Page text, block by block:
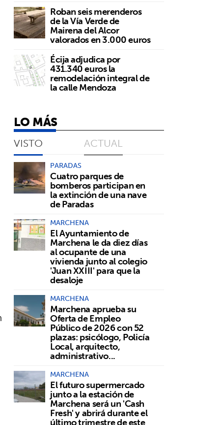
Roban seis merenderos
de la Vía Verde de
Mairena del Alcor
valorados en 3.000 euros
Écija adjudica por
431.340 euros la
remodelación integral de
la calle Mendoza
LO MÁS
VISTO ACTUAL
PARADAS
Cuatro parques de
bomberos participan en
la extinción de una nave
de Paradas
MARCHENA
El Ayuntamiento de
Marchena le da diez días
al ocupante de una
vivienda junto al colegio
'Juan XXIII' para que la
desaloje
MARCHENA
Marchena aprueba su
Oferta de Empleo
Público de 2026 con 52
plazas: psicólogo, Policía
Local, arquitecto,
administrativo...
MARCHENA
El futuro supermercado
junto a la estación de
Marchena será un 'Cash
Fresh' y abrirá durante el